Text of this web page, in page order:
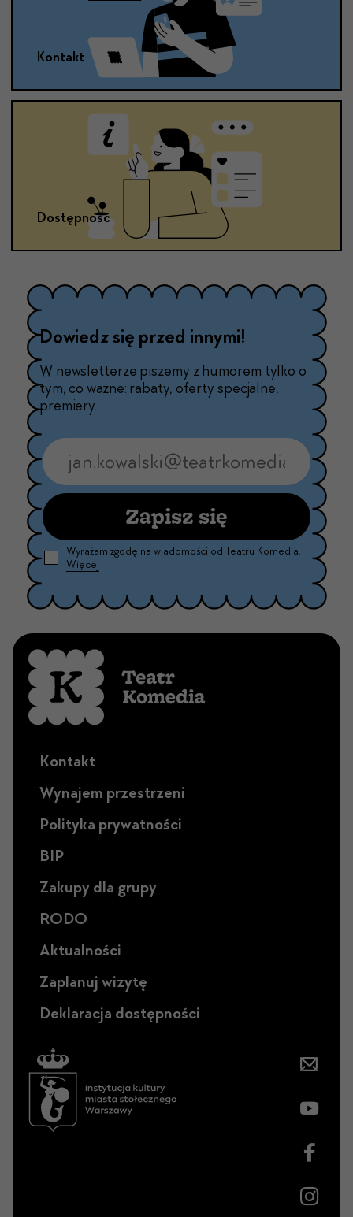
Kontakt
Dostępność
Dowiedz się przed innymi!
W newsletterze piszemy z humorem tylko o
tym, co ważne: rabaty, oferty specjalne,
premiery.
Zapisz się
Wyrażam zgodę na wiadomości od Teatru Komedia.
Więcej
Kontakt
Wynajem przestrzeni
Polityka prywatności
BIP
Zakupy dla grupy
RODO
Aktualności
Zaplanuj wizytę
Deklaracja dostępności